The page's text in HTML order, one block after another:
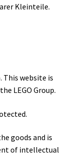
Kleinteile.
This website is
LEGO Group.
goods and is
of intellectual